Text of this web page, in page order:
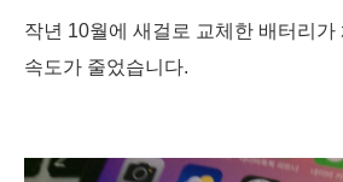
작년 10월에 새걸로 교체한 배터리가
속도가 줄었습니다.